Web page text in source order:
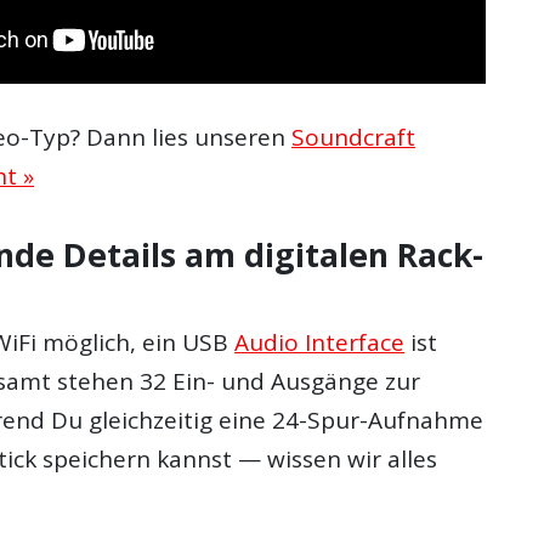
Typ? Dann lies unseren Soundcraft
»
Details am digitalen Rack-
möglich, ein USBAudio Interface ist
stehen 32 Ein- und Ausgänge zur
Du gleichzeitig eine 24-Spur-Aufnahme
speichern kannst — wissen wir alles